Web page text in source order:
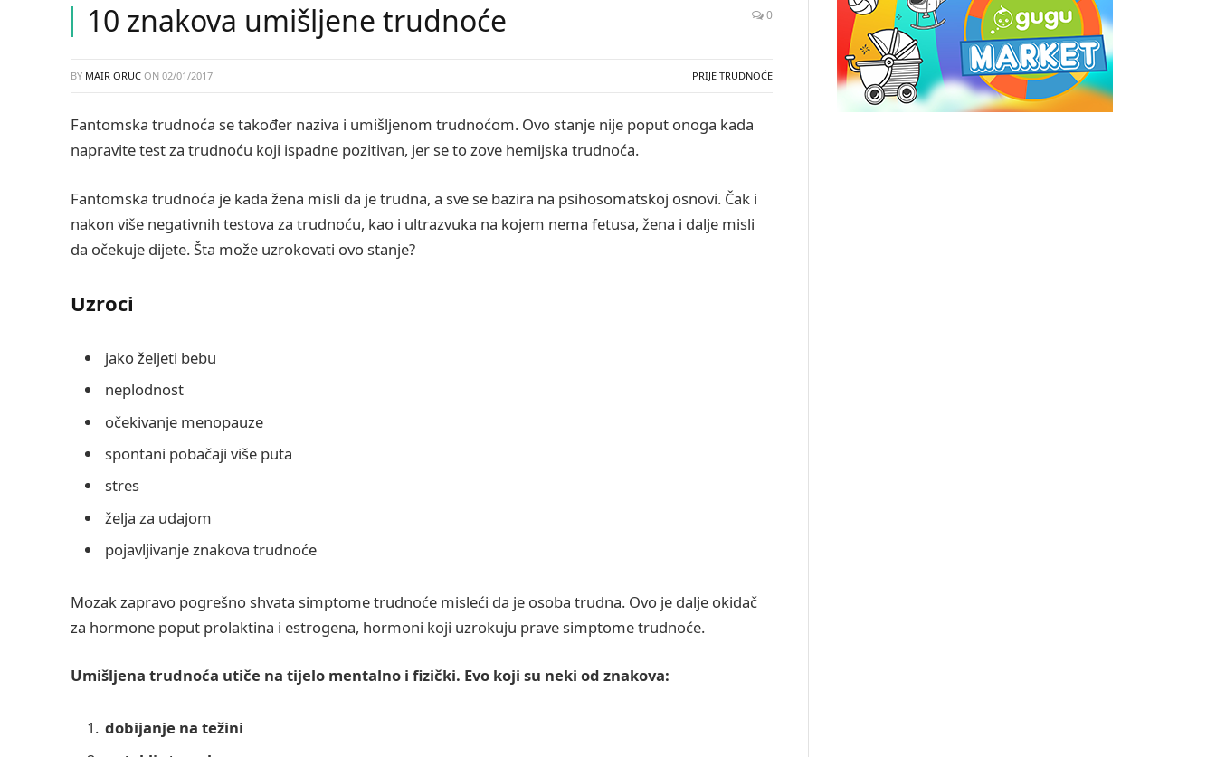
10 znakova umišljene trudnoće 0
BY MAIR ORUC ON 02/01/2017 PRIJE TRUDNOĆE
Fantomska trudnoća se također naziva i umišljenom trudnoćom. Ovo stanje nije poput onoga kada
napravite test za trudnoću koji ispadne pozitivan, jer se to zove hemijska trudnoća.
Fantomska trudnoća je kada žena misli da je trudna, a sve se bazira na psihosomatskoj osnovi. Čak i
nakon više negativnih testova za trudnoću, kao i ultrazvuka na kojem nema fetusa, žena i dalje misli
da očekuje dijete. Šta može uzrokovati ovo stanje?
Uzroci
jako željeti bebu
neplodnost
očekivanje menopauze
spontani pobačaji više puta
stres
želja za udajom
pojavljivanje znakova trudnoće
Mozak zapravo pogrešno shvata simptome trudnoće misleći da je osoba trudna. Ovo je dalje okidač
za hormone poput prolaktina i estrogena, hormoni koji uzrokuju prave simptome trudnoće.
Umišljena trudnoća utiče na tijelo mentalno i fizički. Evo koji su neki od znakova:
dobijanje na težini